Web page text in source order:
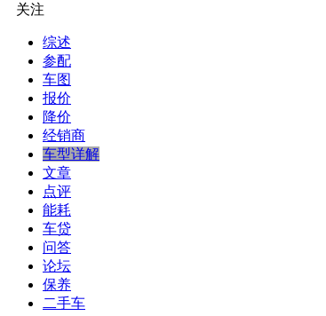
关注
综述
参配
车图
报价
降价
经销商
车型详解
文章
点评
能耗
车贷
问答
论坛
保养
二手车